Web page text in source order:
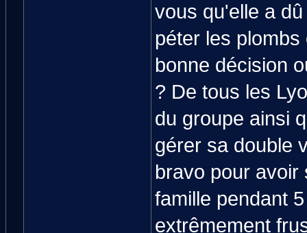
vous qu'elle a
péter les
bonne décision
? De tous les
du groupe ainsi
gérer sa double
bravo pour avoir
famille pendant
extrêmement